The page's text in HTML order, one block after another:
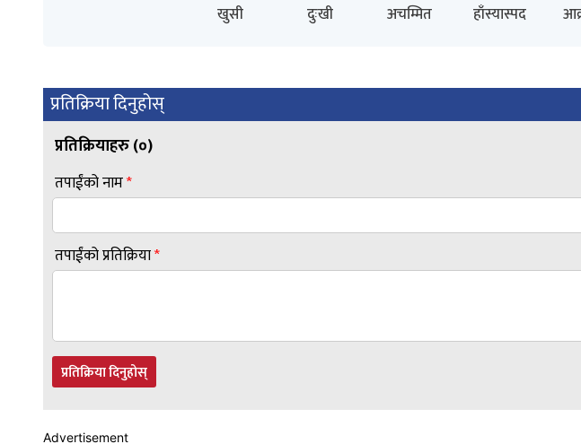
खुसी दुःखी अचम्मित हाँस्यास्पद
प्रतिक्रिया दिनुहोस्
प्रतिक्रियाहरु (०)
तपाईंको नाम*
तपाईंको प्रतिक्रिया*
प्रतिक्रिया दिनुहोस्
Advertisement